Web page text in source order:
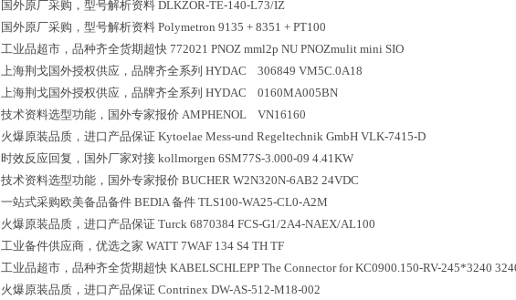
国外原厂采购，型号解析资料 DLKZOR-TE-140-L73/IZ
国外原厂采购，型号解析资料 Polymetron 9135 + 8351 + PT100
工业品超市，品种齐全货期超快 772021 PNOZ mml2p NU PNOZmulit mini SIO
上海荆戈国外授权供应，品牌齐全系列 HYDAC 306849 VM5C.0A18
上海荆戈国外授权供应，品牌齐全系列 HYDAC 0160MA005BN
技术资料选型功能，国外专家报价 AMPHENOL VN16160
火爆原装品质，进口产品保证 Kytoelae Mess-und Regeltechnik GmbH VLK-7415-D
时效反应回复，国外厂家对接 kollmorgen 6SM77S-3.000-09 4.41KW
技术资料选型功能，国外专家报价 BUCHER W2N320N-6AB2 24VDC
一站式采购欧美备品备件 BEDIA 备件 TLS100-WA25-CL0-A2M
火爆原装品质，进口产品保证 Turck 6870384 FCS-G1/2A4-NAEX/AL100
工业备件供应商，优选之家 WATT 7WAF 134 S4 TH TF
工业品超市，品种齐全货期超快 KABELSCHLEPP The Connector for KC0900.150-RV-245*3240
火爆原装品质，进口产品保证 Contrinex DW-AS-512-M18-002